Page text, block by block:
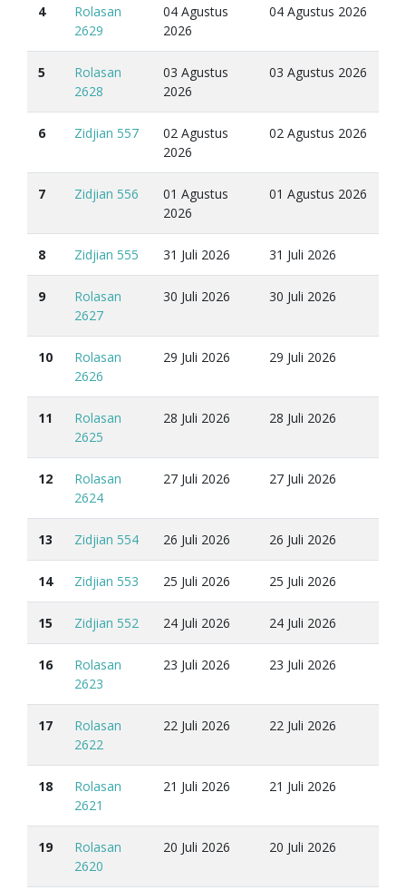
4
Rolasan
2629
04 Agustus
2026
04 Agustus 2026
5
Rolasan
2628
03 Agustus
2026
03 Agustus 2026
6 Zidjian 557
02 Agustus
2026
02 Agustus 2026
7 Zidjian 556
01 Agustus
2026
01 Agustus 2026
8 Zidjian 555 31 Juli 2026 31 Juli 2026
9
Rolasan
2627
30 Juli 2026 30 Juli 2026
10
Rolasan
2626
29 Juli 2026 29 Juli 2026
11
Rolasan
2625
28 Juli 2026 28 Juli 2026
12
Rolasan
2624
27 Juli 2026 27 Juli 2026
13 Zidjian 554 26 Juli 2026 26 Juli 2026
14 Zidjian 553 25 Juli 2026 25 Juli 2026
15 Zidjian 552 24 Juli 2026 24 Juli 2026
16
Rolasan
2623
23 Juli 2026 23 Juli 2026
17
Rolasan
2622
22 Juli 2026 22 Juli 2026
18
Rolasan
2621
21 Juli 2026 21 Juli 2026
19
Rolasan
2620
20 Juli 2026 20 Juli 2026